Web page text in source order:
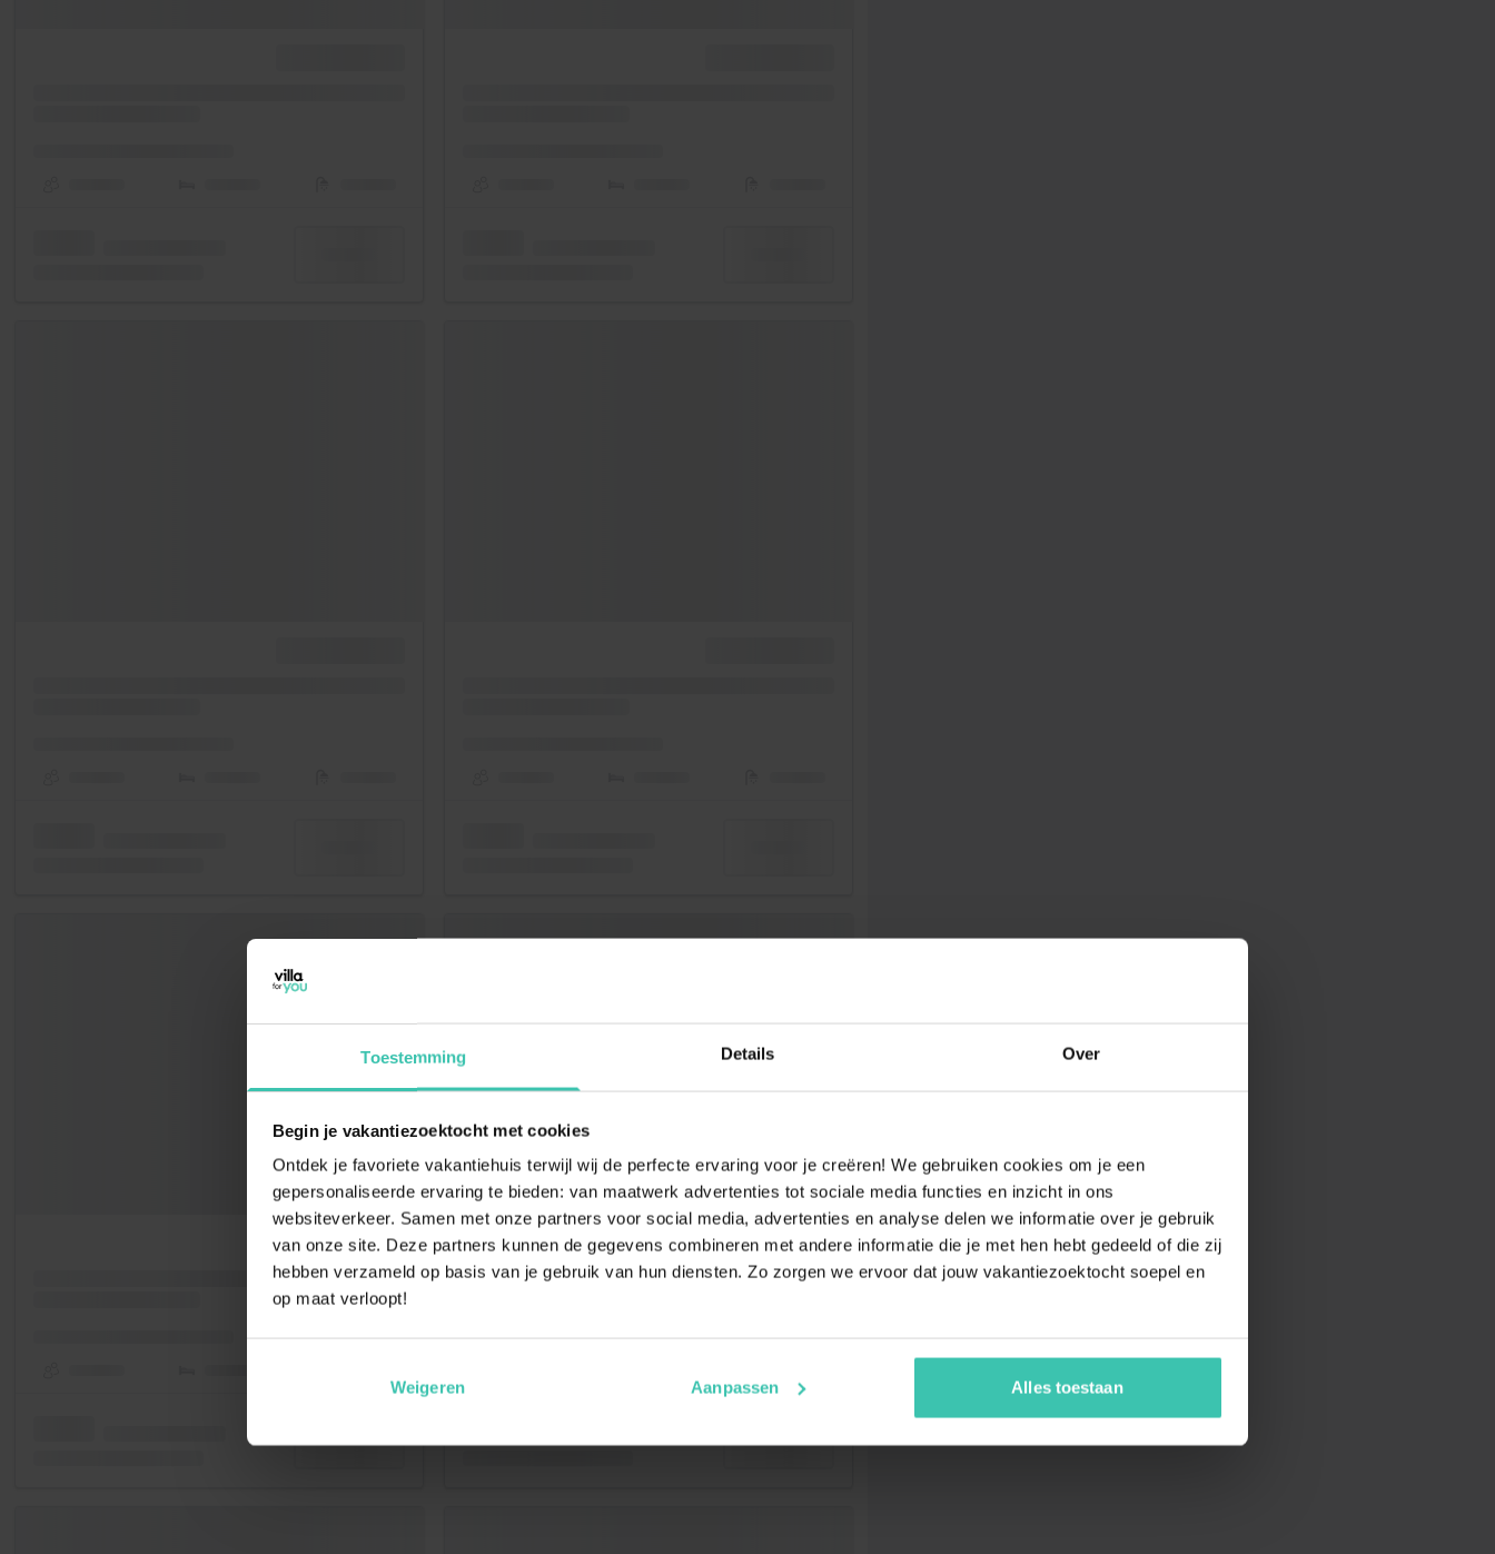
Toestemming Details Over
Begin je vakantiezoektocht met cookies
Ontdek je favoriete vakantiehuis terwijl wij de perfecte ervaring voor je creëren! We gebruiken cookies om je een
gepersonaliseerde ervaring te bieden: van maatwerk advertenties tot sociale media functies en inzicht in ons
websiteverkeer. Samen met onze partners voor social media, advertenties en analyse delen we informatie over je gebruik
van onze site. Deze partners kunnen de gegevens combineren met andere informatie die je met hen hebt gedeeld of die zij
hebben verzameld op basis van je gebruik van hun diensten. Zo zorgen we ervoor dat jouw vakantiezoektocht soepel en
op maat verloopt!
Weigeren Aanpassen Alles toestaan